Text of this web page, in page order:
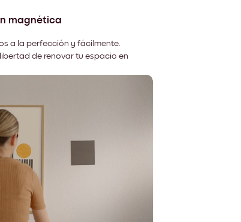
magnética
a la perfección y fácilmente.
de renovar tu espacio en